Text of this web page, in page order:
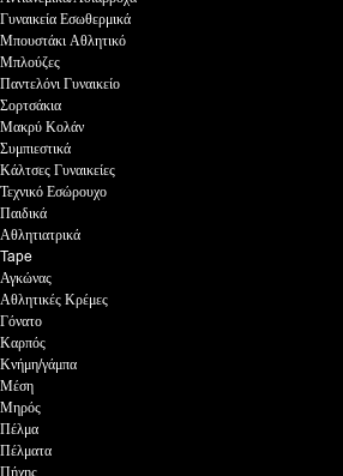
Γυναικεία Εσωθερμικά
Μπουστάκι Αθλητικό
Μπλούζες
Παντελόνι Γυναικείο
Σορτσάκια
Μακρύ Κολάν
Συμπιεστικά
Κάλτσες Γυναικείες
Τεχνικό Εσώρουχο
Παιδικά
Αθλητιατρικά
Tape
Αγκώνας
Αθλητικές Κρέμες
Γόνατο
Καρπός
Κνήμη/γάμπα
Μέση
Μηρός
Πέλμα
Πέλματα